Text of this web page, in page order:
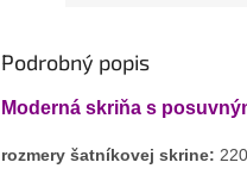
Podrobný popis
Moderná skriňa s
rozmery šatníkovej skrine: